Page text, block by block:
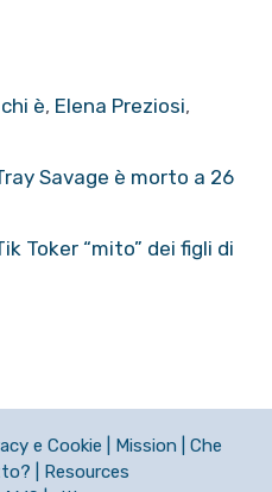
chi è, Elena Preziosi,
Savage è morto a 26
Toker “mito” dei figli di
e Cookie Mission
Che
Resources